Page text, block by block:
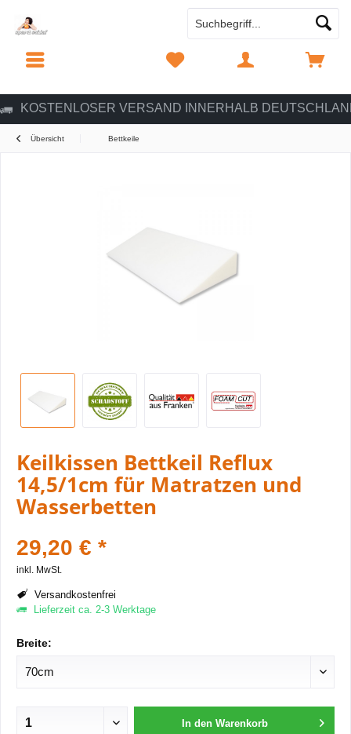
KOSTENLOSER VERSAND INNERHALB
Übersicht Bettkeile
Keilkissen Bettkeil Reflux
14,5/1cm für Matratzen und
Wasserbetten
29,20 € *
inkl. MwSt.
Versandkostenfrei
Lieferzeit ca. 2-3 Werktage
Breite:
In den Warenkorb